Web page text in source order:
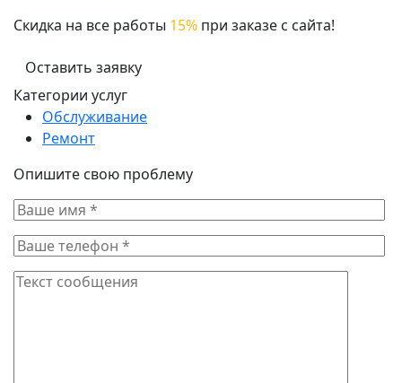
Скидка на все работы 15% при заказе с сайта!
Оставить заявку
Категории услуг
Обслуживание
Ремонт
Опишите свою проблему